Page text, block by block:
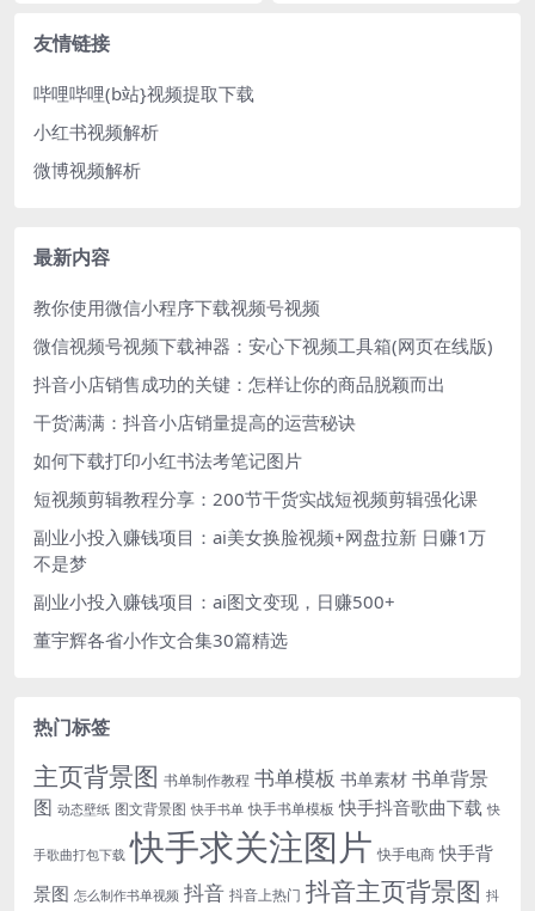
友情链接
哔哩哔哩(b站}视频提取下载
小红书视频解析
微博视频解析
最新内容
教你使用微信小程序下载视频号视频
微信视频号视频下载神器：安心下视频工具箱(网页在线版)
抖音小店销售成功的关键：怎样让你的商品脱颖而出
干货满满：抖音小店销量提高的运营秘诀
如何下载打印小红书法考笔记图片
短视频剪辑教程分享：200节干货实战短视频剪辑强化课
副业小投入赚钱项目：ai美女换脸视频+网盘拉新 日赚1万
不是梦
副业小投入赚钱项目：ai图文变现，日赚500+
董宇辉各省小作文合集30篇精选
热门标签
主页背景图 书单制作教程 书单模板 书单素材 书单背景
图 动态壁纸 图文背景图 快手书单 快手书单模板 快手抖音歌曲下载 快
手歌曲打包下载 快手求关注图片 快手电商 快手背
景图 怎么制作书单视频 抖音 抖音上热门 抖音主页背景图 抖